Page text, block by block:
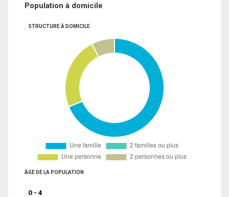
Population à domicile
STRUCTURE À DOMICILE
ÂGE DE LA POPULATION
0 - 4